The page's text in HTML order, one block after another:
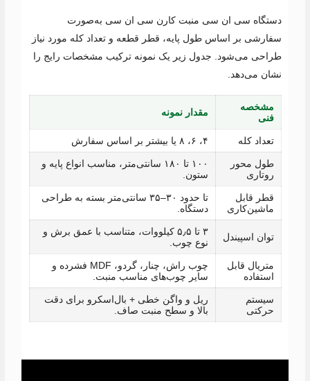
دستگاه سی ان سی منبت کارن سی ان سی به‌صورت
سفارشی بر اساس طول پایه، قطر قطعه و تعداد کله مورد نیاز
طراحی می‌شود. جدول زیر یک نمونه ترکیب مشخصات رایج را
نشان می‌دهد.
مشخصه
فنی
مقدار نمونه
تعداد کله ۴، ۶، ۸ یا بیشتر بر اساس سفارش
طول محور
روتاری
۱۰۰ تا ۱۸۰ سانتی‌متر، مناسب انواع پایه و
ستون.
قطر قابل
ماشین‌کاری
تا حدود ۳۰–۳۵ سانتی‌متر بسته به طراحی
دستگاه.
توان اسپیندل
۳ تا ۵٫۵ کیلووات، متناسب با عمق برش و
نوع چوب.
متریال قابل
استفاده
چوب راش، چنار، گردو، MDF فشرده و
سایر چوب‌های مناسب منبت.
سیستم
حرکتی
ریل و واگن خطی + بال‌اسکرو برای دقت
بالا و سطح منبت صاف.